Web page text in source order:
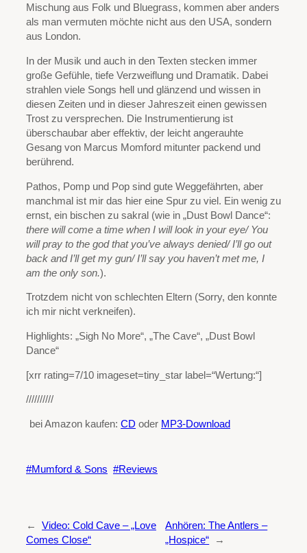
Mischung aus Folk und Bluegrass, kommen aber anders
als man vermuten möchte nicht aus den USA, sondern
aus London.
In der Musik und auch in den Texten stecken immer
große Gefühle, tiefe Verzweiflung und Dramatik. Dabei
strahlen viele Songs hell und glänzend und wissen in
diesen Zeiten und in dieser Jahreszeit einen gewissen
Trost zu versprechen. Die Instrumentierung ist
überschaubar aber effektiv, der leicht angerauhte
Gesang von Marcus Momford mitunter packend und
berührend.
Pathos, Pomp und Pop sind gute Weggefährten, aber
manchmal ist mir das hier eine Spur zu viel. Ein wenig zu
ernst, ein bischen zu sakral (wie in „Dust Bowl Dance“:
there will come a time when I will look in your eye/ You
will pray to the god that you’ve always denied/ I’ll go out
back and I’ll get my gun/ I’ll say you haven’t met me, I
am the only son.).
Trotzdem nicht von schlechten Eltern (Sorry, den konnte
ich mir nicht verkneifen).
Highlights: „Sigh No More“, „The Cave“, „Dust Bowl
Dance“
[xrr rating=7/10 imageset=tiny_star label=“Wertung:“]
//////////
bei Amazon kaufen: CD oder MP3-Download
Mumford & Sons Reviews
←
Video: Cold Cave – „Love
Comes Close“
Anhören: The Antlers –
„Hospice“
→